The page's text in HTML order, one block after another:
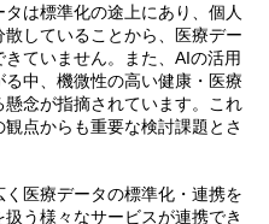
は標準化の途上にあり、個人
していることから、医療デー
ていません。また、AIの活用
中、機微性の高い健康・医療
念が指摘されています。これ
点からも重要な検討課題とさ
医療データの標準化・連携を
う様々なサービスが連携でき